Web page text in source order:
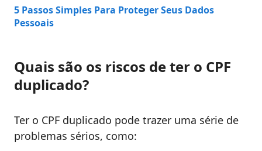
5 Passos Simples Para Proteger Seus Dados
Pessoais
Quais são os riscos de ter o CPF
duplicado?
Ter o CPF duplicado pode trazer uma série de
problemas sérios, como: